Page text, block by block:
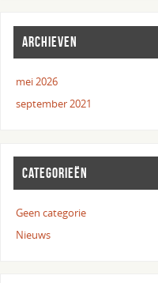
ARCHIEVEN
mei 2026
september 2021
CATEGORIEËN
Geen categorie
Nieuws